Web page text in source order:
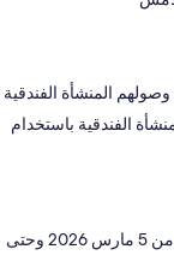
المنشأة الفندقية
الفندقية باستخدام
ستكون المرافق والخدمات التالية غير متوفر من 5 مارس 2026 وحتى